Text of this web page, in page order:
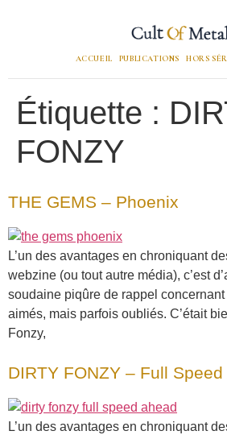
ACCUEIL PUBLICATIONS HORS
Étiquette :
FONZY
THE GEMS – Phoenix
L’un des avantages en chroniquant
webzine (ou tout autre média), c’est
soudaine piqûre de rappel
aimés, mais parfois oubliés. C’était
Fonzy,
DIRTY FONZY – Full Speed
L’un des avantages en chroniquant